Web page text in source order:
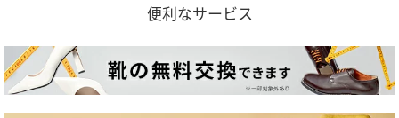
便利なサービス